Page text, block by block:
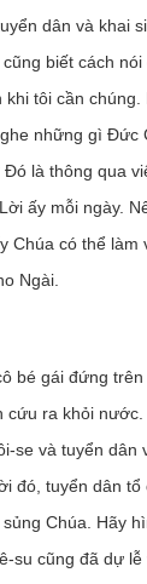
dân và khai
biết cách
tôi cần chúng.
những gì Đức
là thông qua
ấy mỗi ngày.
Chúa có thể làm
Ngài.
bé gái đứng
ra khỏi
se và tuyển dân
đó, tuyển dân
Chúa. Hãy
su cũng đã dự